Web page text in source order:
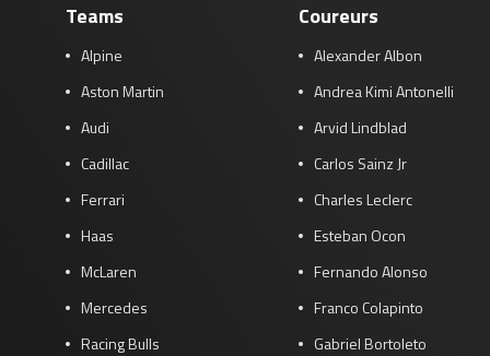
Teams
Alpine
Aston Martin
Audi
Cadillac
Ferrari
Haas
McLaren
Mercedes
Racing Bulls
Coureurs
Alexander Albon
Andrea Kimi Antonelli
Arvid Lindblad
Carlos Sainz Jr
Charles Leclerc
Esteban Ocon
Fernando Alonso
Franco Colapinto
Gabriel Bortoleto